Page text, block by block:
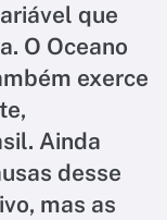
que
O Oceano
exerce
Ainda
desse
mas as